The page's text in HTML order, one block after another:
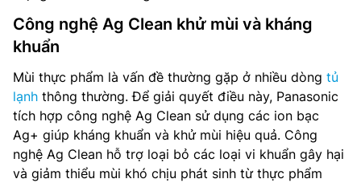
Công nghệ Ag Clean khử mùi và kháng
khuẩn
Mùi thực phẩm là vấn đề thường gặp ở nhiều dòng tủ
lạnh thông thường. Để giải quyết điều này, Panasonic
tích hợp công nghệ Ag Clean sử dụng các ion bạc
Ag+ giúp kháng khuẩn và khử mùi hiệu quả. Công
nghệ Ag Clean hỗ trợ loại bỏ các loại vi khuẩn gây hại
và giảm thiểu mùi khó chịu phát sinh từ thực phẩm